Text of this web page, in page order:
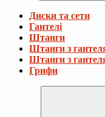
Диски та сети
Гантелі
Штанги
Штанги з
Штанги з
Грифи